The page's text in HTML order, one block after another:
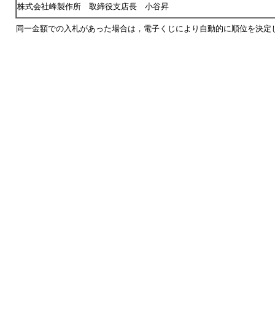
株式会社峰製作所 取締役支店長 小谷昇
同一金額での入札があった場合は，電子くじにより自動的に順位を決定